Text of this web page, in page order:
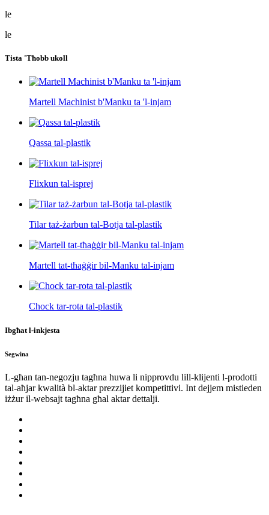
le
le
Tista 'Tħobb ukoll
Martell Machinist b'Manku ta 'l-injam
Qassa tal-plastik
Flixkun tal-isprej
Tilar taż-żarbun tal-Botja tal-plastik
Martell tat-tħaġġir bil-Manku tal-injam
Chock tar-rota tal-plastik
Ibgħat l-inkjesta
Segwina
L-għan tan-negozju tagħna huwa li nipprovdu lill-klijenti l-prodotti
tal-aħjar kwalità bl-aktar prezzijiet kompetittivi. Int dejjem mistieden
iżżur il-websajt tagħna għal aktar dettalji.